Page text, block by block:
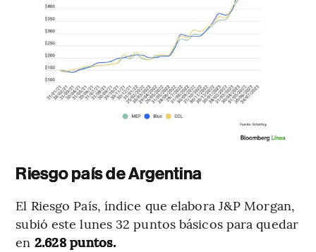
Riesgo país de Argentina
El Riesgo País, índice que elabora J&P Morgan,
subió este lunes 32 puntos básicos para quedar
en 2.628 puntos.